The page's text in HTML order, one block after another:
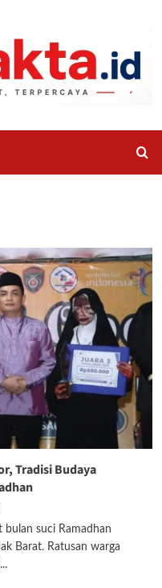
Tradisi Budaya
suci Ramadhan
Barat. Ratusan warga